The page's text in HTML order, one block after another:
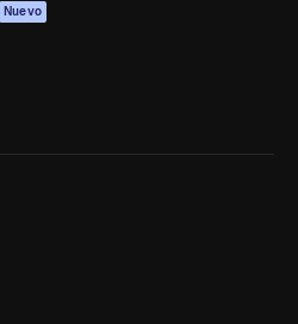
Nuevo